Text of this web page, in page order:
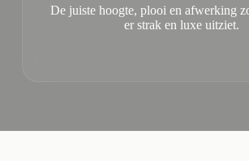
De juiste hoogte, plooi en afwerking
er strak en luxe uitziet.